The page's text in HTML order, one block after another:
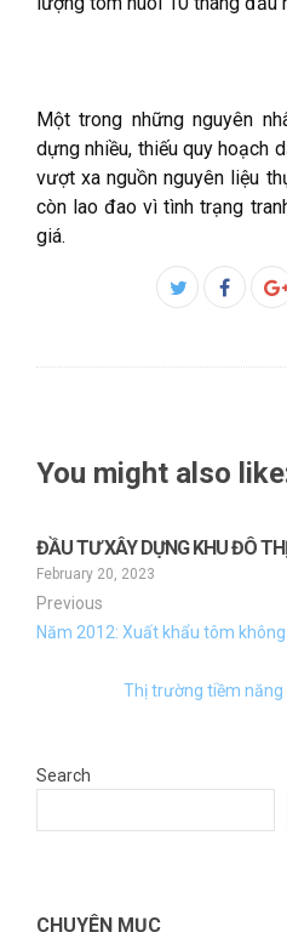
Một trong những nguyên
dựng nhiều, thiếu quy hoạch
vượt xa nguồn nguyên liệu
còn lao đao vì tình trạng
giá.
You might also
ĐẦU TƯ XÂY DỰNG KHU ĐÔ
February 20, 2023
Previous
Năm 2012: Xuất khẩu tôm
Thị trường tiềm năng
Search
CHUYÊN MỤC